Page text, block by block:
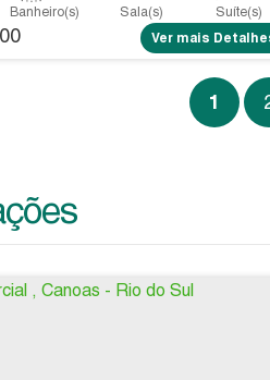
Banheiro(s) Sala(s) Suíte(s)
Total:
130.00m²
Ver mais
1